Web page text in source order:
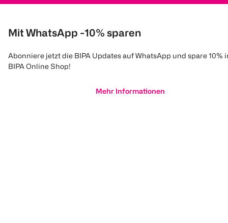
Mit WhatsApp -10% sparen
Abonniere jetzt die BIPA Updates auf WhatsApp und spare 10%
BIPA Online Shop!
Mehr Informationen